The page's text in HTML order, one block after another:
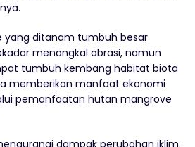
yang ditanam tumbuh besar
menangkal abrasi, namun
tumbuh kembang habitat biota
memberikan manfaat ekonomi
pemanfaatan hutan mangrove
dampak perubahan iklim.